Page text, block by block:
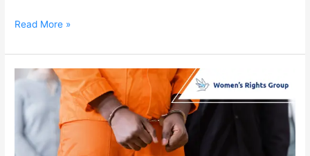
Read More »
trata
sexual
termina
en